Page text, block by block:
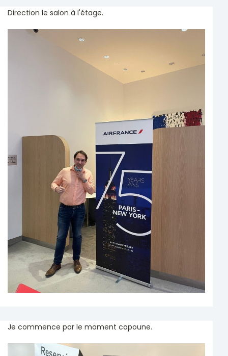
Direction le salon à l'étage.
Je commence par le moment capoune.